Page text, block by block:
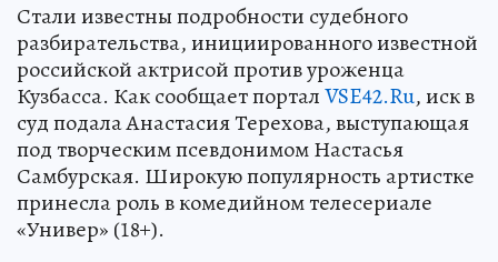
Стали известны подробности судебного
разбирательства, инициированного известной
российской актрисой против уроженца
Кузбасса. Как сообщает порталVSE42.Ru, иск в
суд подала Анастасия Терехова, выступающая
под творческим псевдонимом Настасья
Самбурская. Широкую популярность артистке
принесла роль в комедийном телесериале
«Универ» (18+).